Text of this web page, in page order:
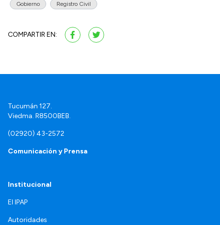
Gobierno Registro Civil
COMPARTIR EN:
Tucumán 127.
Viedma. R8500BEB.
(02920) 43-2572
Comunicación y Prensa
Institucional
El IPAP
Autoridades